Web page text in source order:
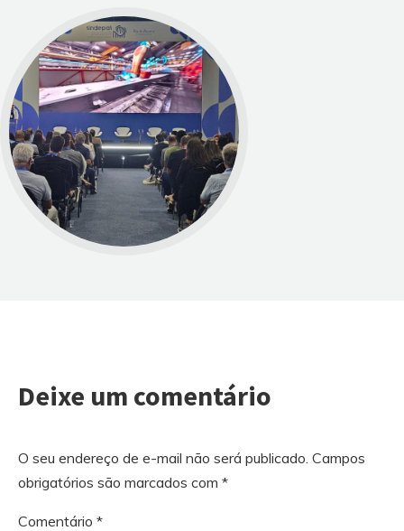
Deixe um comentário
O seu endereço de e-mail não será publicado. Campos
obrigatórios são marcados com *
Comentário *